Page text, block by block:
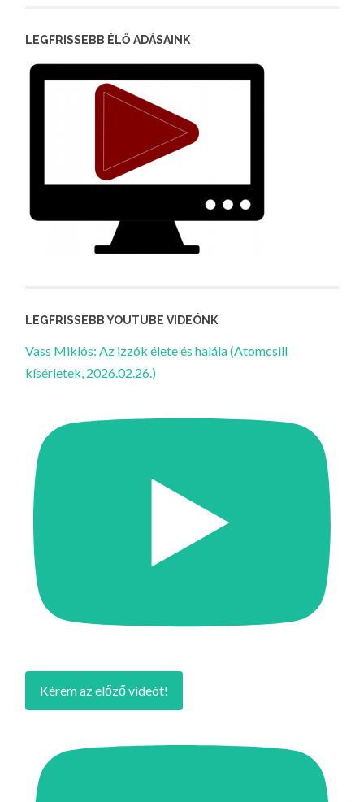
LEGFRISSEBB ÉLŐ ADÁSAINK
LEGFRISSEBB YOUTUBE VIDEÓNK
Vass Miklós: Az izzók élete és halála (Atomcsill
kísérletek, 2026.02.26.)
Kérem az előző videót!